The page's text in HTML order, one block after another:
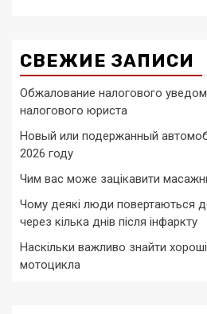
СВЕЖИЕ ЗАПИСИ
Обжалование налогового
налогового юриста
Новый или подержанный
2026 году
Чим вас може зацікавити
Чому деякі люди повертаються
через кілька днів після інфаркту
Наскільки важливо знайти
мотоцикла